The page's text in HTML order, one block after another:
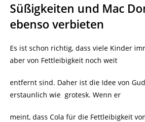
Süßigkeiten und Mac
ebenso verbieten
Es ist schon richtig, dass viele Kinder
aber von Fettleibigkeit noch weit
entfernt sind. Daher ist die Idee von
erstaunlich wie grotesk. Wenn er
meint, dass Cola für die Fettleibigkeit